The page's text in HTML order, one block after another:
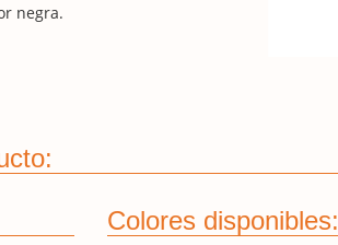
negra.
Colores disponibles: